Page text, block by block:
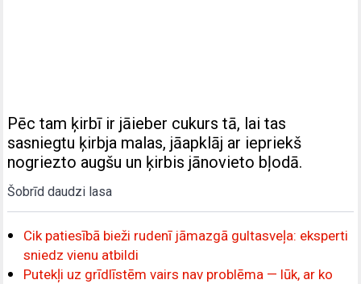
Pēc tam ķirbī ir jāieber cukurs tā, lai tas
sasniegtu ķirbja malas, jāapklāj ar iepriekš
nogriezto augšu un ķirbis jānovieto bļodā.
Šobrīd daudzi lasa
Cik patiesībā bieži rudenī jāmazgā gultasveļa: eksperti
sniedz vienu atbildi
Putekļi uz grīdlīstēm vairs nav problēma — lūk, ar ko